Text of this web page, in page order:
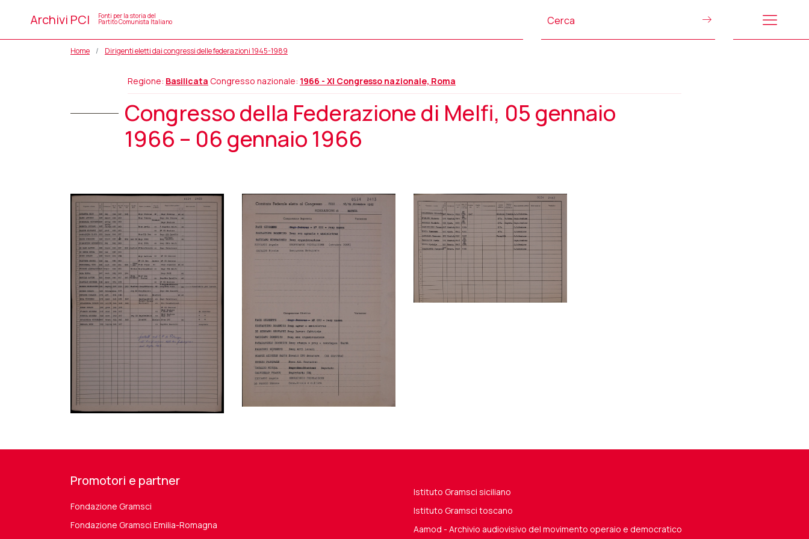
Archivi PCI Fonti per la storia del
Partito Comunista Italiano
Home Dirigenti eletti dai congressi delle federazioni 1945-1989
Regione: Basilicata Congresso nazionale: 1966 - XI Congresso nazionale, Roma
Congresso della Federazione di Melfi, 05 gennaio
1966 – 06 gennaio 1966
Promotori e partner
Fondazione Gramsci
Fondazione Gramsci Emilia-Romagna
Istituto Gramsci siciliano
Istituto Gramsci toscano
Aamod - Archivio audiovisivo del movimento operaio e democratico